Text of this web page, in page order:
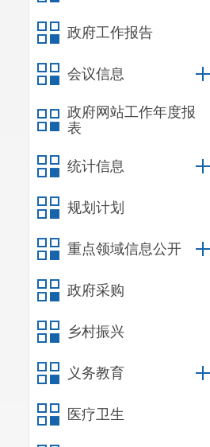
政府工作报告
会议信息
政府网站工作年度报
表
统计信息
规划计划
重点领域信息公开
政府采购
乡村振兴
义务教育
医疗卫生